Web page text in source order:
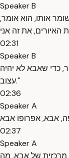
Speaker B
אותו, הוא אומר,
02:31
Speaker B
כדי שאבא לא יהיה
עצוב."
02:36
Speaker A
02:37
Speaker A
מרכזית של אבא, מה